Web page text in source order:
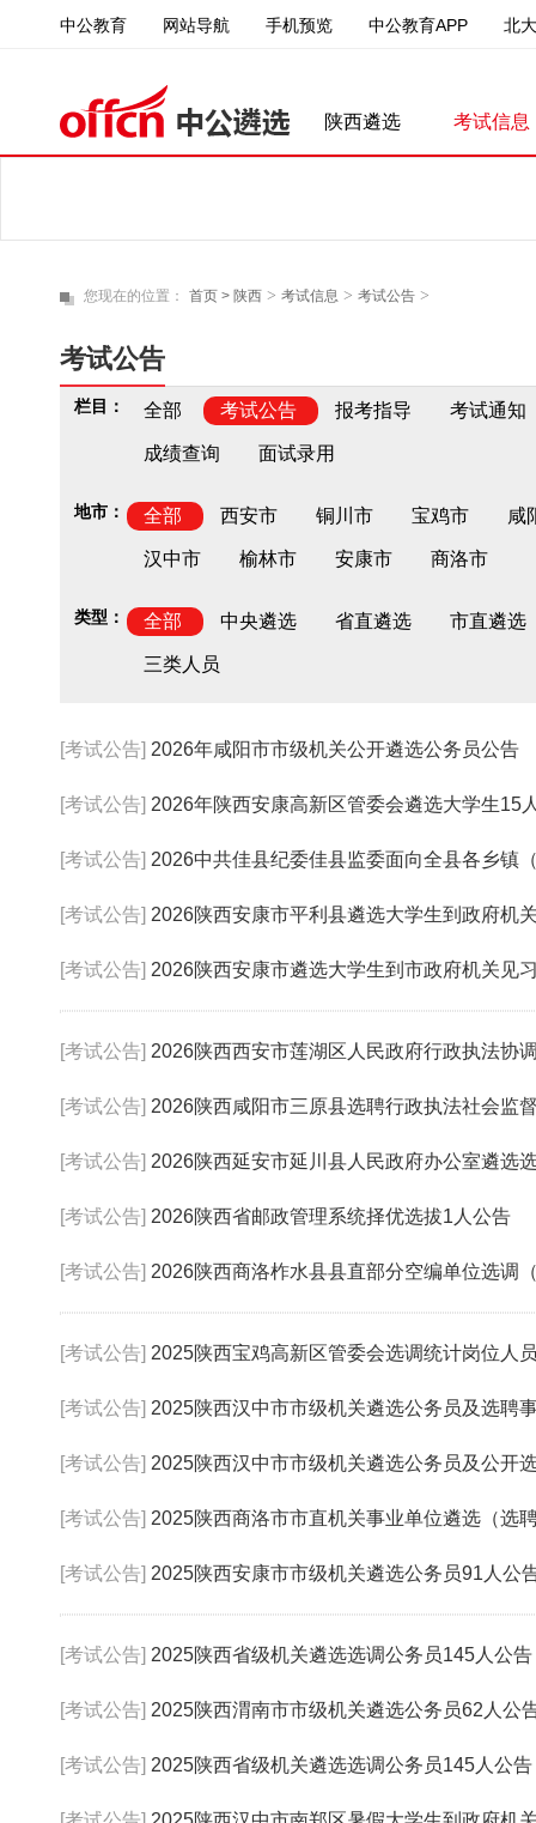
中公教育 网站导航 手机预览 中公教育APP 北
陕西遴选 考试信息
您现在的位置： 首页 > 陕西 > 考试信息 > 考试公告 >
考试公告
栏目： 全部 考试公告 报考指导 考试通知
成绩查询 面试录用
地市： 全部 西安市 铜川市 宝鸡市 咸
汉中市 榆林市 安康市 商洛市
类型： 全部 中央遴选 省直遴选 市直遴选
三类人员
[考试公告] 2026年咸阳市市级机关公开遴选公务员公告
[考试公告] 2026年陕西安康高新区管委会遴选大学生15
[考试公告] 2026中共佳县纪委佳县监委面向全县各乡镇（街道
[考试公告] 2026陕西安康市平利县遴选大学生到政府机
[考试公告] 2026陕西安康市遴选大学生到市政府机关见
[考试公告] 2026陕西西安市莲湖区人民政府行政执法协调监督
[考试公告] 2026陕西咸阳市三原县选聘行政执法社会监
[考试公告] 2026陕西延安市延川县人民政府办公室遴选
[考试公告] 2026陕西省邮政管理系统择优选拔1人公告
[考试公告] 2026陕西商洛柞水县县直部分空编单位选调
[考试公告] 2025陕西宝鸡高新区管委会选调统计岗位人
[考试公告] 2025陕西汉中市市级机关遴选公务员及选聘事
[考试公告] 2025陕西汉中市市级机关遴选公务员及公开选聘
[考试公告] 2025陕西商洛市市直机关事业单位遴选（选
[考试公告] 2025陕西安康市市级机关遴选公务员91人公
[考试公告] 2025陕西省级机关遴选选调公务员145人公告
[考试公告] 2025陕西渭南市市级机关遴选公务员62人公
[考试公告] 2025陕西省级机关遴选选调公务员145人公告